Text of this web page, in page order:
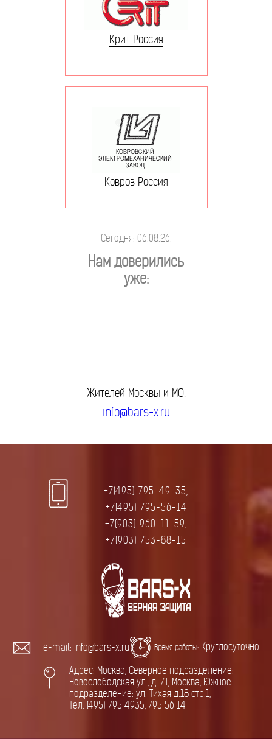
Крит Россия
Ковров Россия
Сегодня: 06.08.26.
Нам доверились
уже:
Жителей Москвы и МО.
info@bars-x.ru
e-mail: info@bars-x.ru Время работы: Круглосуточно
Адрес: Москва, Северное подразделение:
Новослободская ул., д. 71, Москва, Южное
подразделение: ул. Тихая д.18 стр.1,
Тел. (495) 795 4935, 795 56 14
+7(495) 795-49-35,
+7(495) 795-56-14
+7(903) 960-11-59,
+7(903) 753-88-15